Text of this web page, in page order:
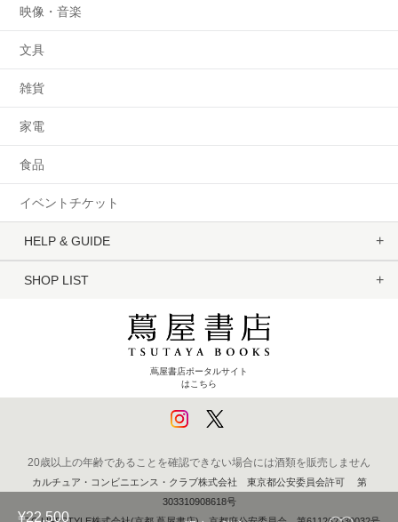
¥22,500
映像・音楽
文具
雑貨
家電
食品
イベントチケット
HELP & GUIDE
SHOP LIST
蔦屋書店ポータルサイト
はこちら
20歳以上の年齢であることを確認できない場合には酒類を販売しません
カルチュア・コンビニエンス・クラブ株式会社 東京都公安委員会許可 第
303310908618号